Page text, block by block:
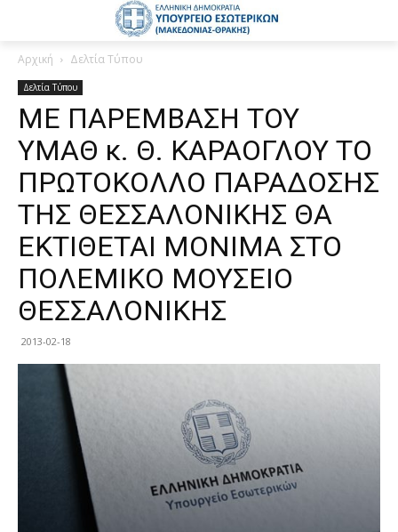
Αρχική Δελτία Τύπου
Δελτία Τύπου
ΜΕ ΠΑΡΕΜΒΑΣΗ ΤΟΥ
ΥΜΑΘ κ. Θ. ΚΑΡΑΟΓΛΟΥ ΤΟ
ΠΡΩΤΟΚΟΛΛΟ ΠΑΡΑΔΟΣΗΣ
ΤΗΣ ΘΕΣΣΑΛΟΝΙΚΗΣ ΘΑ
ΕΚΤΙΘΕΤΑΙ ΜΟΝΙΜΑ ΣΤΟ
ΠΟΛΕΜΙΚΟ ΜΟΥΣΕΙΟ
ΘΕΣΣΑΛΟΝΙΚΗΣ
2013-02-18